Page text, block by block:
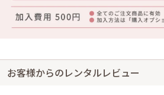
お客様からのレンタルレビュー